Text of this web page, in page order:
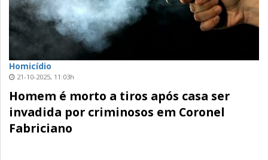
Homicídio
21-10-2025, 11:03h
Homem é morto a tiros após casa ser
invadida por criminosos em Coronel
Fabriciano